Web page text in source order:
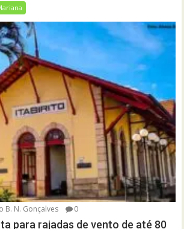
B. N. Gonçalves 0
para rajadas de vento de até 80